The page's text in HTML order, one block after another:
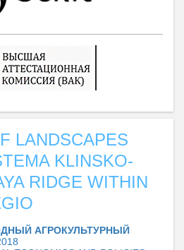
LANDSCAPES
KLINSKO-
RIDGE WITHIN
АГРОКУЛЬТУРНЫЙ